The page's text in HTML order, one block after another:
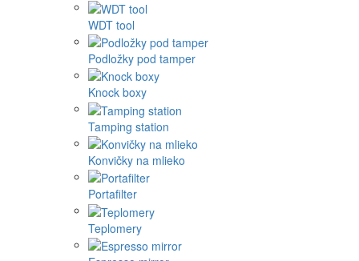
WDT tool
Podložky pod tamper
Knock boxy
Tamping station
Konvičky na mlieko
Portafilter
Teplomery